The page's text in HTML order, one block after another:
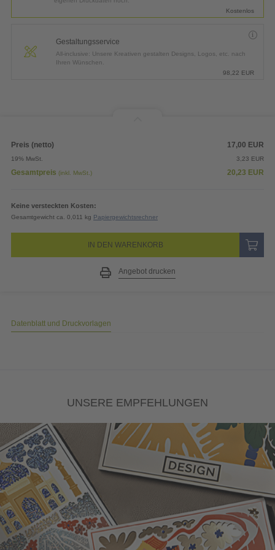
Kostenlos
Gestaltungsservice
All-inclusive: Unsere Kreativen gestalten Designs, Logos, etc. nach
Ihren Wünschen.
98,22 EUR
Preis (netto) 17,00 EUR
19% MwSt. 3,23 EUR
Gesamtpreis (inkl. MwSt.) 20,23 EUR
Keine versteckten Kosten:
Gesamtgewicht ca. 0,011 kg Papiergewichtsrechner
IN DEN WARENKORB
Angebot drucken
Datenblatt und Druckvorlagen
UNSERE EMPFEHLUNGEN